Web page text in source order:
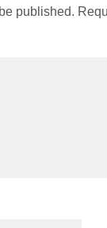
published.